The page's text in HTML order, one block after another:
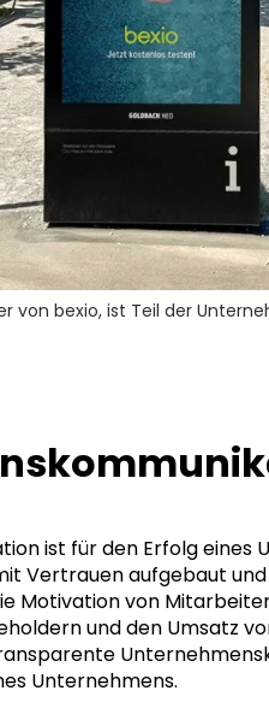
von bexio, ist Teil der
ist für den Erfolg eines
Vertrauen aufgebaut
Motivation von
und den Umsatz
Unternehmens.